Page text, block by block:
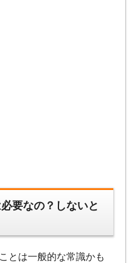
要なの？しないと
とは一般的な常識かも